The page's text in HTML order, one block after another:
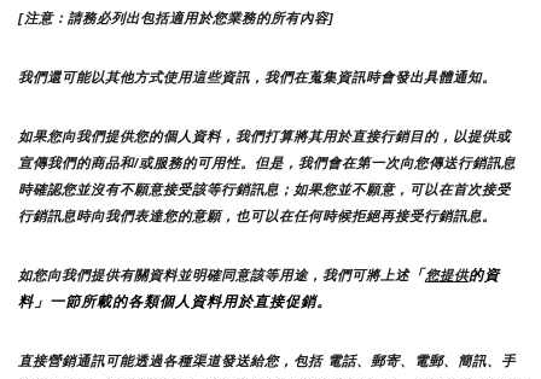
[注意：請務必列出包括適用於您業務的所有內容]
我們還可能以其他方式使用這些資訊，我們在蒐集資訊時會發出具體通知。
如果您向我們提供您的個人資料，我們打算將其用於直接行銷目的，以提供或
宣傳我們的商品和/或服務的可用性。但是，我們會在第一次向您傳送行銷訊息
時確認您並沒有不願意接受該等行銷訊息；如果您並不願意，可以在首次接受
行銷訊息時向我們表達您的意願，也可以在任何時候拒絕再接受行銷訊息。
如您向我們提供有關資料並明確同意該等用途，我們可將上述「 您提供的資
料」一節所載的各類個人資料用於直接促銷。
直接營銷通訊可能透過各種渠道發送給您，包括 電話、郵寄、電郵、簡訊、手